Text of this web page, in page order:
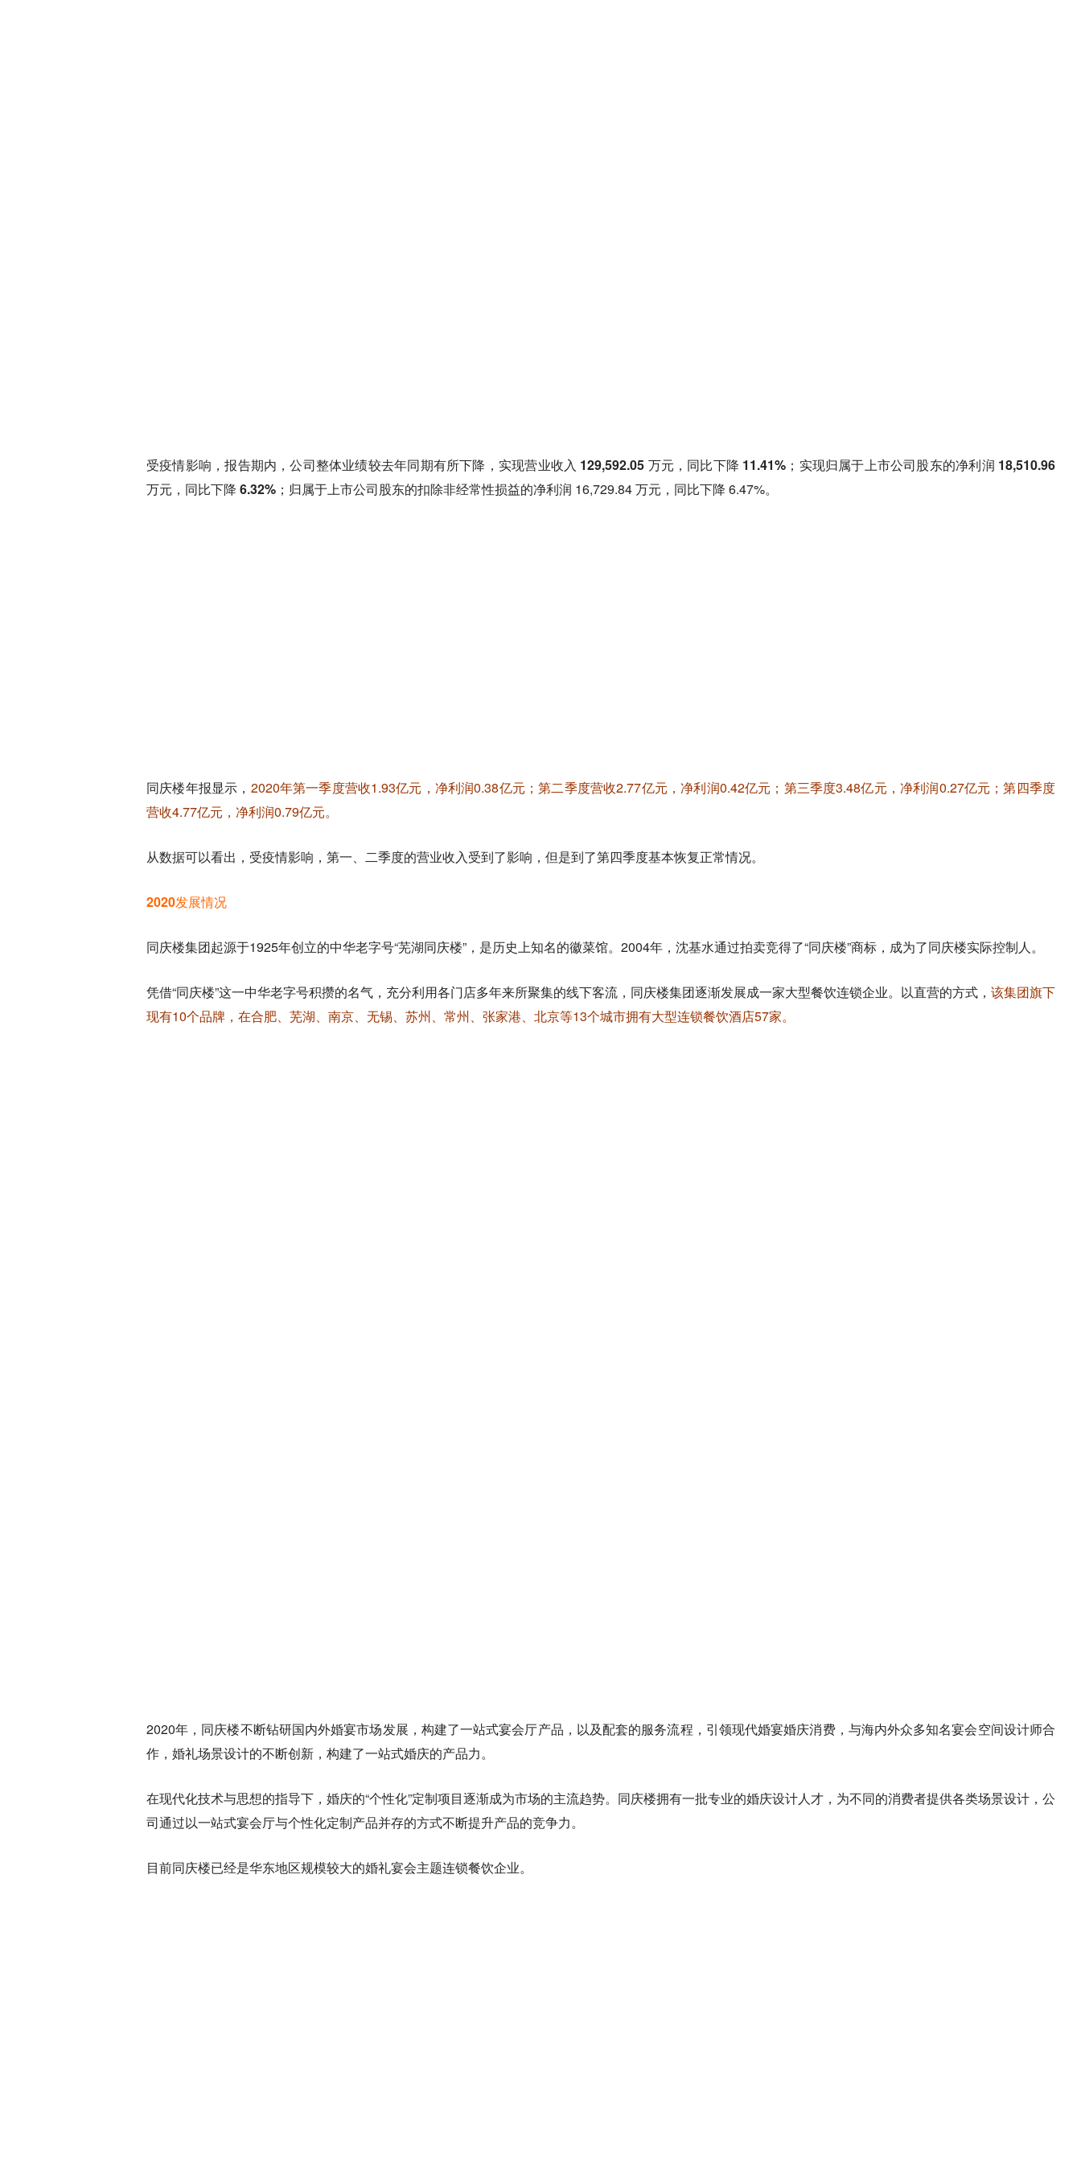
受疫情影响，报告期内，公司整体业绩较去年同期有所下降， 实现营业收入 129,592.05 万元，同比下降 11.41%；实现归属于上市公司股东的净利润 18,510.96
万元，同比下降 6.32%； 归属于上市公司股东的扣除非经常性损益的净利润 16,729.84 万元，同比下降 6.47%。
同庆楼年报显示， 2020年第一季度营收1.93亿元，净利润0.38亿元；第二季度营收2.77亿元，净利润0.42亿元；第三季度3.48亿元，净利润0.27亿元；第四季度
营收4.77亿元，净利润0.79亿元。
从数据可以看出，受疫情影响，第一、二季度的营业收入受到了影响，但是到了第四季度基本恢复正常情况。
2020发展情况
同庆楼集团起源于1925年创立的中华老字号“芜湖同庆楼”，是历史上知名的徽菜馆。2004年，沈基水通过拍卖竞得了“同庆楼”商标，成为了同庆楼实际控制人。
凭借“同庆楼”这一中华老字号积攒的名气，充分利用各门店多年来所聚集的线下客流，同庆楼集团逐渐发展成一家大型餐饮连锁企业。以直营的方式， 该集团旗下
现有10个品牌，在合肥、芜湖、南京、无锡、苏州、常州、张家港、北京等13个城市拥有大型连锁餐饮酒店57家。
2020年，同庆楼不断钻研国内外婚宴市场发展，构建了一站式宴会厅产品，以及配套的服务流程，引领现代婚宴婚庆消费，与海内外众多知名宴会空间设计师合
作，婚礼场景设计的不断创新，构建了一站式婚庆的产品力。
在现代化技术与思想的指导下，婚庆的“个性化”定制项目逐渐成为市场的主流趋势。同庆楼拥有一批专业的婚庆设计人才，为不同的消费者提供各类场景设计，公
司通过以一站式宴会厅与个性化定制产品并存的方式不断提升产品的竞争力。
目前同庆楼已经是华东地区规模较大的婚礼宴会主题连锁餐饮企业。